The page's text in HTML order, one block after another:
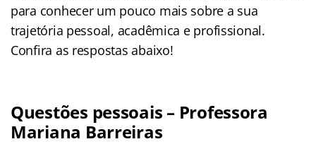
para conhecer um pouco mais sobre a sua
trajetória pessoal, acadêmica e profissional.
Confira as respostas abaixo!
Questões pessoais – Professora
Mariana Barreiras